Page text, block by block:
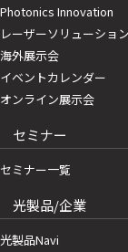
Photonics Innovation
レーザーソリューション
海外展示会
イベントカレンダー
オンライン展示会
セミナー
セミナー一覧
光製品/企業
光製品Navi